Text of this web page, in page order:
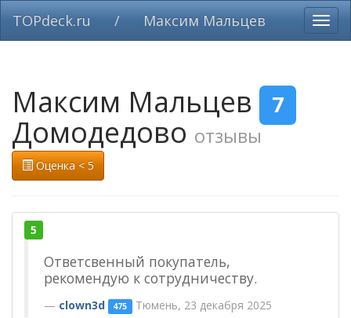
TOPdeck.ru / Максим Мальцев
Максим Мальцев 7
Домодедово отзывы
Оценка < 5
5
Ответсвенный покупатель,
рекомендую к сотрудничеству.
clown3d 475 Тюмень, 23 декабря 2025